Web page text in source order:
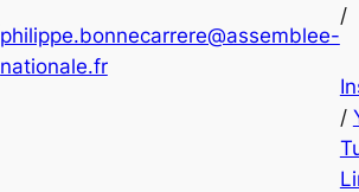
philippe.bonnecarrere@assemblee-
nationale.fr
/
/